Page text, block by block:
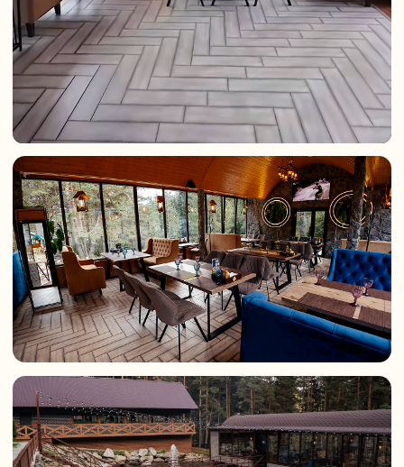
Или просто позвоните нам!
Я соглашаюсь с политикой конфиденциальности и
обработки персональных данных
Отправить
+8 (878) 784 10-37
Забронировать